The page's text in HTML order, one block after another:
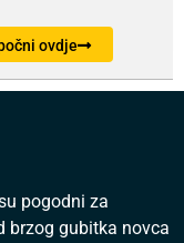
ovdje
pogodni za
brzog gubitka novca